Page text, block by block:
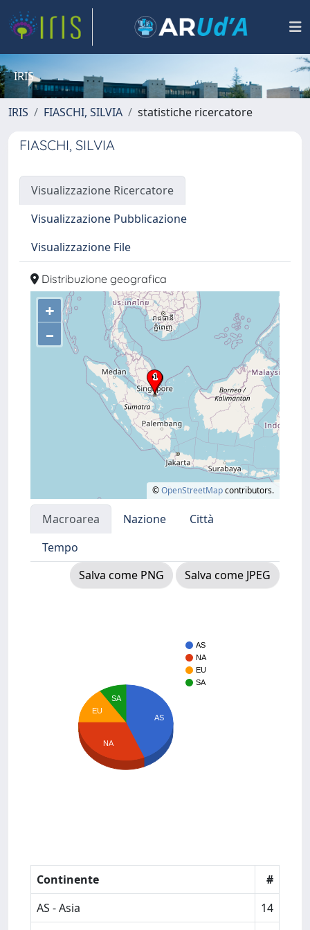
IRIS
IRIS FIASCHI, SILVIA statistiche ricercatore
FIASCHI, SILVIA
Visualizzazione Ricercatore
Visualizzazione Pubblicazione
Visualizzazione File
Distribuzione geografica
+
–
©OpenStreetMapcontributors.
Macroarea Nazione
Città
Tempo
Salva come PNG
Salva come JPEG
AS
NA
EU
SA
AS
SA
EU
NA
Continente
#
AS - Asia
14